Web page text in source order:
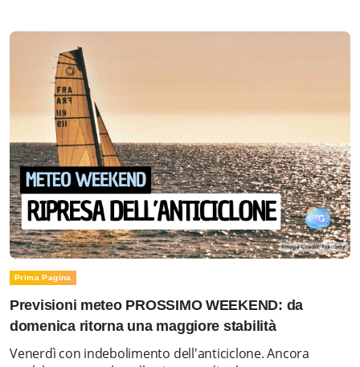
Prima Pagina
Previsioni meteo PROSSIMO WEEKEND: da
domenica ritorna una maggiore stabilità
Venerdì con indebolimento dell'anticiclone. Ancora